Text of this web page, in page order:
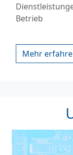
Betrieb
Mehr